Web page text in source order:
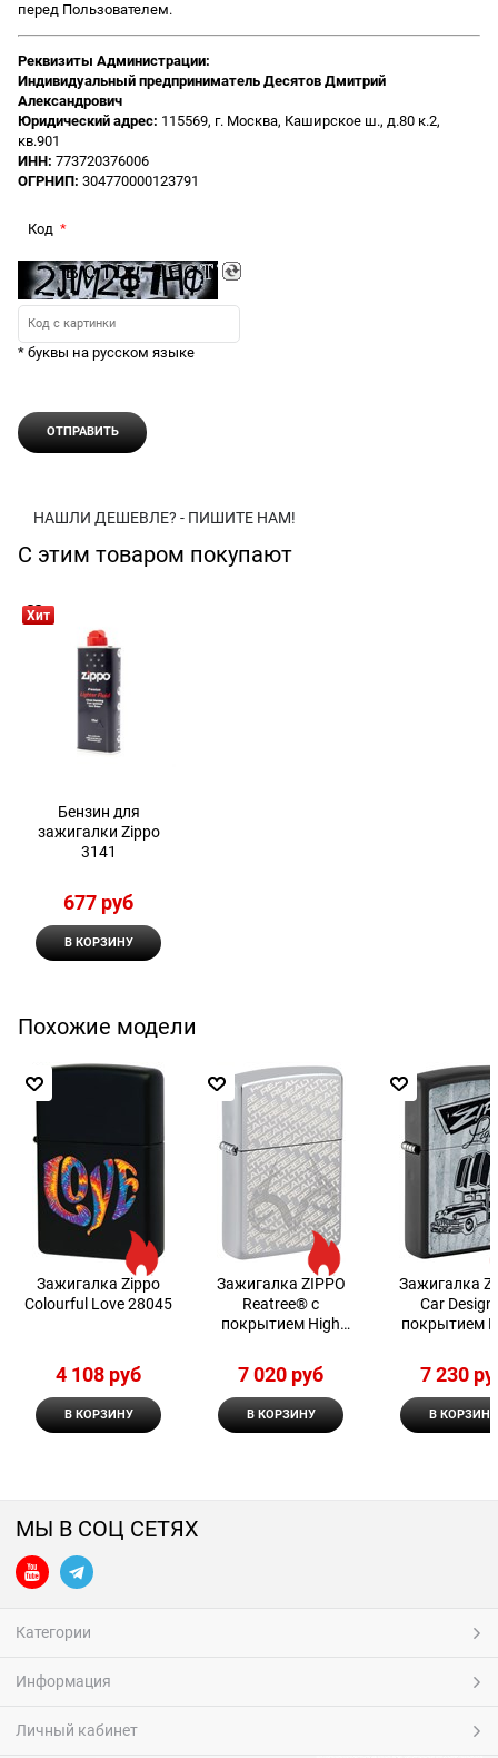
перед Пользователем.
Реквизиты Администрации:
Индивидуальный предприниматель Десятов Дмитрий
Александрович
Юридический адрес: 115569, г. Москва, Каширское ш., д.80 к.2,
кв.901
ИНН: 773720376006
ОГРНИП: 304770000123791
Код
* буквы на русском языке
НАШЛИ ДЕШЕВЛЕ? - ПИШИТЕ НАМ!
С этим товаром покупают
Хит
Бензин для
зажигалки Zippo
3141
677 руб
В КОРЗИНУ
Похожие модели
Зажигалка Zippo
Colourful Love 28045
4 108 руб
В КОРЗИНУ
Зажигалка ZIPPO
Reatree® с
покрытием High
7 020 руб
В КОРЗИНУ
Зажигалка
Car Design
покрытием
7 230
В КОРЗИНУ
МЫ В СОЦ СЕТЯХ
Категории
Информация
Личный кабинет